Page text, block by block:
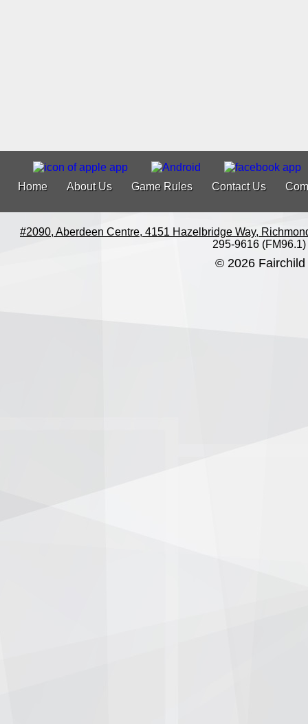
Home About Us Game Rules Contact Us
#2090, Aberdeen Centre, 4151 Hazelbridge Way,
295-9616 (FM96.1)
© 2026 Fairchild